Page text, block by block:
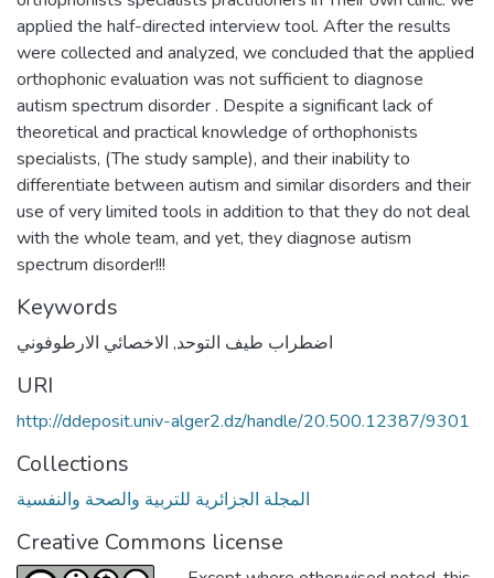
applied the half-directed interview tool. After the results
were collected and analyzed, we concluded that the applied
orthophonic evaluation was not sufficient to diagnose
autism spectrum disorder . Despite a significant lack of
theoretical and practical knowledge of orthophonists
specialists, (The study sample), and their inability to
differentiate between autism and similar disorders and their
use of very limited tools in addition to that they do not deal
with the whole team, and yet, they diagnose autism
spectrum disorder!!!
Keywords
اضطراب طيف التوحد, الاخصائي الارطوفوني
URI
http://ddeposit.univ-alger2.dz/handle/20.500.12387/9301
Collections
المجلة الجزائرية للتربية والصحة والنفسية
Creative Commons license